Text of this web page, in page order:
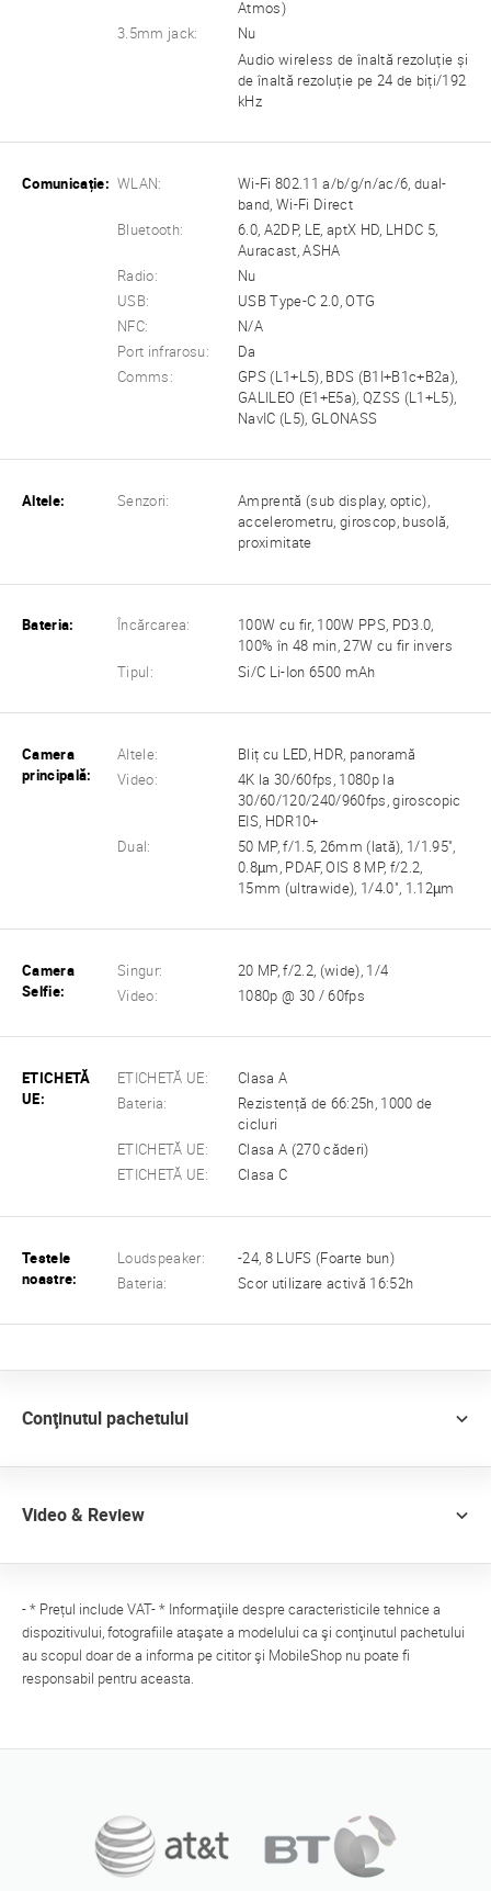
Atmos)
3.5mm jack:
Nu
Audio wireless de înaltă rezoluție și
de înaltă rezoluție pe 24 de biți/192
kHz
Comunicație: WLAN:
Wi-Fi 802.11 a/b/g/n/ac/6, dual-
band, Wi-Fi Direct
Bluetooth:
6.0, A2DP, LE, aptX HD, LHDC 5,
Auracast, ASHA
Radio:
Nu
USB:
USB Type-C 2.0, OTG
NFC:
N/A
Port infrarosu:
Da
Comms:
GPS (L1+L5), BDS (B1I+B1c+B2a),
GALILEO (E1+E5a), QZSS (L1+L5),
NavIC (L5), GLONASS
Altele: Senzori:
Amprentă (sub display, optic),
accelerometru, giroscop, busolă,
proximitate
Bateria: Încărcarea:
100W cu fir, 100W PPS, PD3.0,
100% în 48 min, 27W cu fir invers
Tipul:
Si/C Li-Ion 6500 mAh
Camera
principală:
Altele:
Bliț cu LED, HDR, panoramă
Video:
4K la 30/60fps, 1080p la
30/60/120/240/960fps, giroscopic
EIS, HDR10+
Dual:
50 MP, f/1.5, 26mm (lată), 1/1.95",
0.8µm, PDAF, OIS 8 MP, f/2.2,
15mm (ultrawide), 1/4.0", 1.12µm
Camera
Selfie:
Singur:
20 MP, f/2.2, (wide), 1/4
Video:
1080p @ 30 / 60fps
ETICHETĂ
UE:
ETICHETĂ UE:
Clasa A
Bateria:
Rezistență de 66:25h, 1000 de
cicluri
ETICHETĂ UE:
Clasa A (270 căderi)
ETICHETĂ UE:
Clasa C
Testele
noastre:
Loudspeaker:
-24, 8 LUFS (Foarte bun)
Bateria:
Scor utilizare activă 16:52h
Conţinutul pachetului
Video & Review
- * Prețul include VAT- * Informaţiile despre caracteristicile tehnice a
dispozitivului, fotografiile ataşate a modelului ca şi conţinutul pachetului
au scopul doar de a informa pe cititor şi MobileShop nu poate fi
responsabil pentru aceasta.